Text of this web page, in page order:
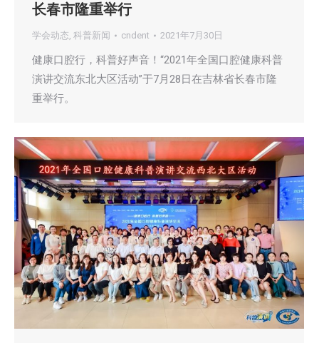
长春市隆重举行
学会动态, 科普新闻 cndent 2021年7月30日
健康口腔行，科普好声音！“2021年全国口腔健康科普
演讲交流东北大区活动”于7月28日在吉林省长春市隆
重举行。